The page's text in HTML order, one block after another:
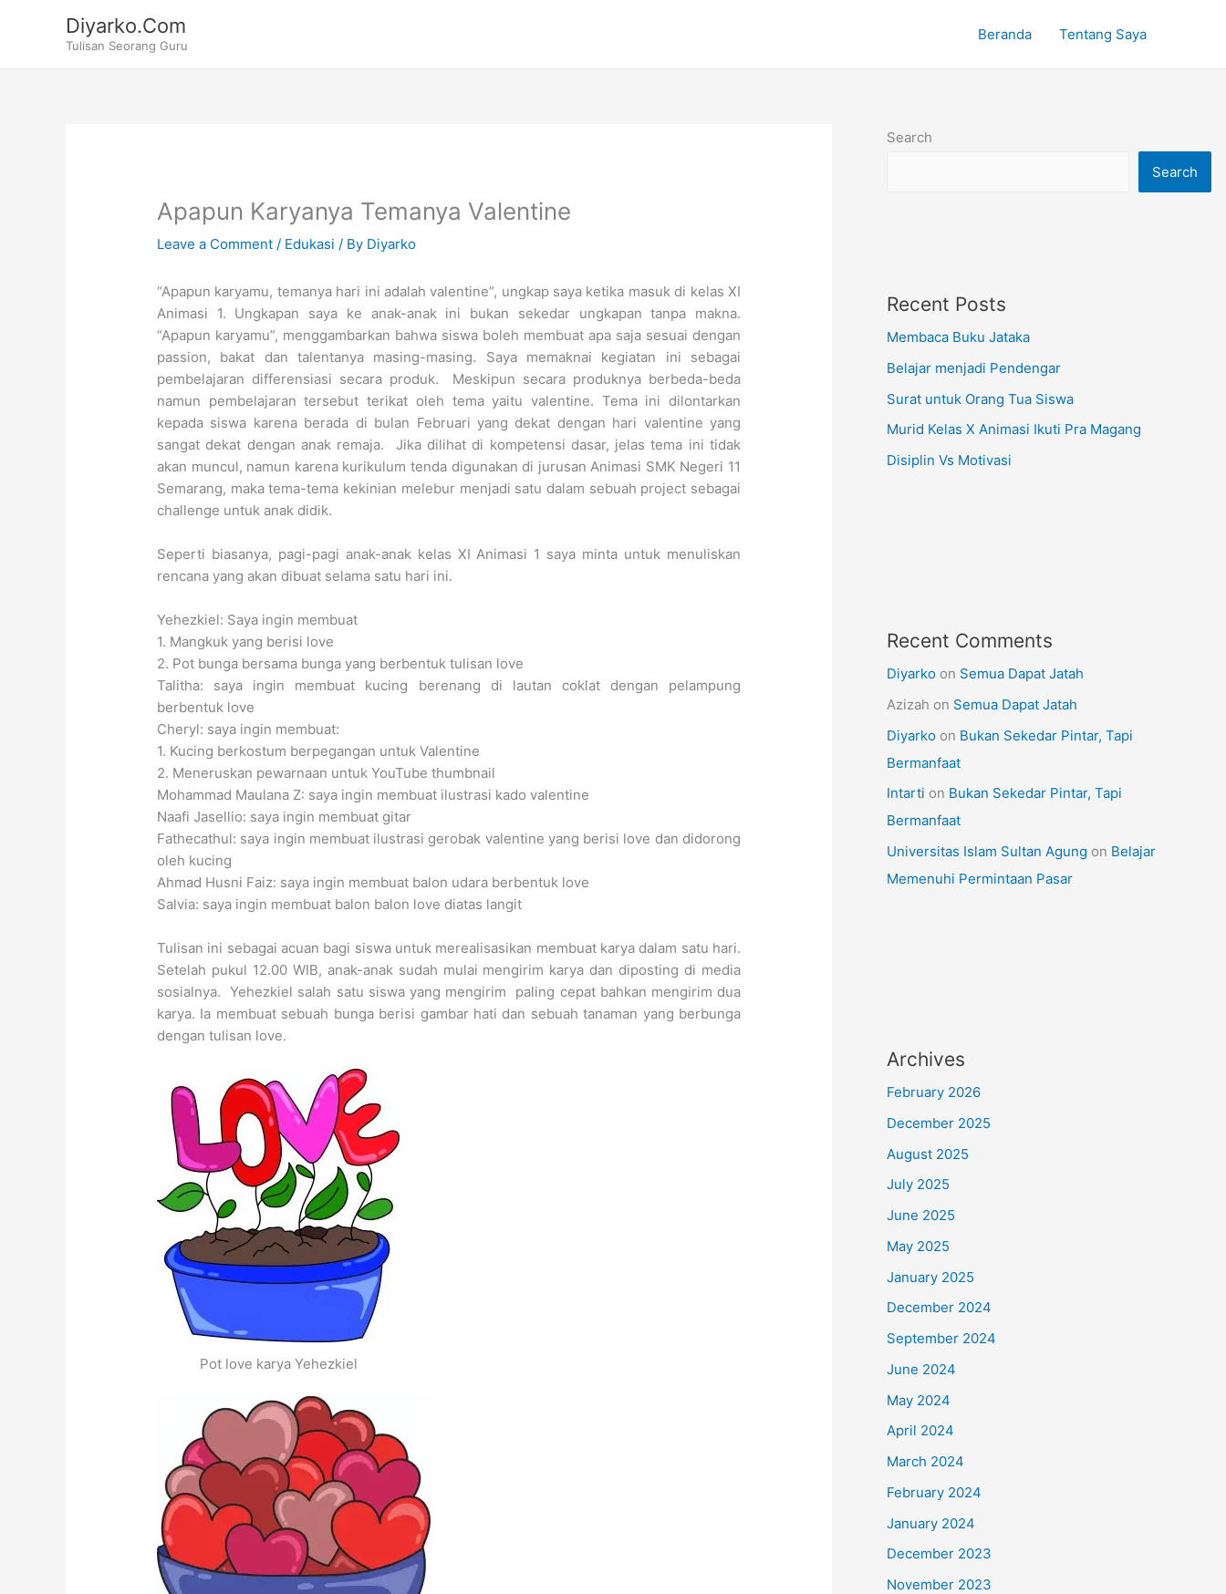
Diyarko.Com
Tulisan Seorang Guru
Beranda Tentang Saya
Apapun Karyanya Temanya Valentine
Leave a Comment / Edukasi / By Diyarko
“Apapun karyamu, temanya hari ini adalah valentine”, ungkap saya ketika masuk di kelas XI
Animasi 1. Ungkapan saya ke anak-anak ini bukan sekedar ungkapan tanpa makna.
“Apapun karyamu”, menggambarkan bahwa siswa boleh membuat apa saja sesuai dengan
passion, bakat dan talentanya masing-masing. Saya memaknai kegiatan ini sebagai
pembelajaran differensiasi secara produk. Meskipun secara produknya berbeda-beda
namun pembelajaran tersebut terikat oleh tema yaitu valentine. Tema ini dilontarkan
kepada siswa karena berada di bulan Februari yang dekat dengan hari valentine yang
sangat dekat dengan anak remaja. Jika dilihat di kompetensi dasar, jelas tema ini tidak
akan muncul, namun karena kurikulum tenda digunakan di jurusan Animasi SMK Negeri 11
Semarang, maka tema-tema kekinian melebur menjadi satu dalam sebuah project sebagai
challenge untuk anak didik.
Seperti biasanya, pagi-pagi anak-anak kelas XI Animasi 1 saya minta untuk menuliskan
rencana yang akan dibuat selama satu hari ini.
Yehezkiel: Saya ingin membuat
1. Mangkuk yang berisi love
2. Pot bunga bersama bunga yang berbentuk tulisan love
Talitha: saya ingin membuat kucing berenang di lautan coklat dengan pelampung
berbentuk love
Cheryl: saya ingin membuat:
1. Kucing berkostum berpegangan untuk Valentine
2. Meneruskan pewarnaan untuk YouTube thumbnail
Mohammad Maulana Z: saya ingin membuat ilustrasi kado valentine
Naafi Jasellio: saya ingin membuat gitar
Fathecathul: saya ingin membuat ilustrasi gerobak valentine yang berisi love dan didorong
oleh kucing
Ahmad Husni Faiz: saya ingin membuat balon udara berbentuk love
Salvia: saya ingin membuat balon balon love diatas langit
Tulisan ini sebagai acuan bagi siswa untuk merealisasikan membuat karya dalam satu hari.
Setelah pukul 12.00 WIB, anak-anak sudah mulai mengirim karya dan diposting di media
sosialnya. Yehezkiel salah satu siswa yang mengirim paling cepat bahkan mengirim dua
karya. Ia membuat sebuah bunga berisi gambar hati dan sebuah tanaman yang berbunga
dengan tulisan love.
Pot love karya Yehezkiel
Search
Search
Recent Posts
Membaca Buku Jataka
Belajar menjadi Pendengar
Surat untuk Orang Tua Siswa
Murid Kelas X Animasi Ikuti Pra Magang
Disiplin Vs Motivasi
Recent Comments
Diyarko on Semua Dapat Jatah
Azizah on Semua Dapat Jatah
Diyarko on Bukan Sekedar Pintar, Tapi
Bermanfaat
Intarti on Bukan Sekedar Pintar, Tapi
Bermanfaat
Universitas Islam Sultan Agung on Belajar
Memenuhi Permintaan Pasar
Archives
February 2026
December 2025
August 2025
July 2025
June 2025
May 2025
January 2025
December 2024
September 2024
June 2024
May 2024
April 2024
March 2024
February 2024
January 2024
December 2023
November 2023